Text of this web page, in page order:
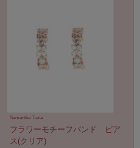
Samantha Tiara
フラワーモチーフバンド ピア
ス(クリア)